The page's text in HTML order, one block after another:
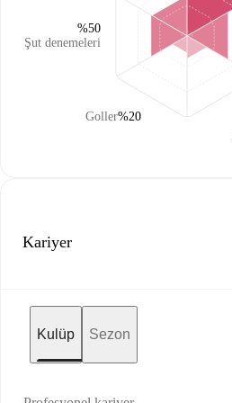
Şut denemeleri
%50
Goller%20
Kariyer
Kulüp Sezon